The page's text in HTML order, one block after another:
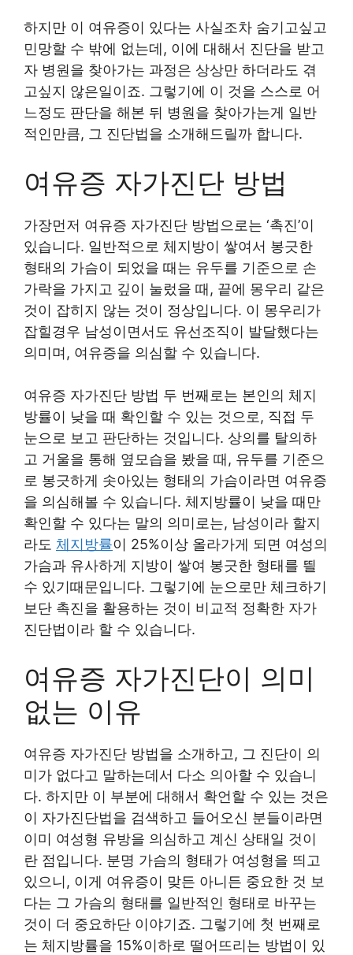
하지만 이 여유증이 있다는 사실조차 숨기고싶고
민망할 수 밖에 없는데, 이에 대해서 진단을 받고
자 병원을 찾아가는 과정은 상상만 하더라도 겪
고싶지 않은일이죠. 그렇기에 이 것을 스스로 어
느정도 판단을 해본 뒤 병원을 찾아가는게 일반
적인만큼, 그 진단법을 소개해드릴까 합니다.
여유증 자가진단 방법
가장먼저 여유증 자가진단 방법으로는 ‘촉진’이
있습니다. 일반적으로 체지방이 쌓여서 봉긋한
형태의 가슴이 되었을 때는 유두를 기준으로 손
가락을 가지고 깊이 눌렀을 때, 끝에 몽우리 같은
것이 잡히지 않는 것이 정상입니다. 이 몽우리가
잡힐경우 남성이면서도 유선조직이 발달했다는
의미며, 여유증을 의심할 수 있습니다.
여유증 자가진단 방법 두 번째로는 본인의 체지
방률이 낮을 때 확인할 수 있는 것으로, 직접 두
눈으로 보고 판단하는 것입니다. 상의를 탈의하
고 거울을 통해 옆모습을 봤을 때, 유두를 기준으
로 봉긋하게 솟아있는 형태의 가슴이라면 여유증
을 의심해볼 수 있습니다. 체지방률이 낮을 때만
확인할 수 있다는 말의 의미로는, 남성이라 할지
라도 체지방률이 25%이상 올라가게 되면 여성의
가슴과 유사하게 지방이 쌓여 봉긋한 형태를 띌
수 있기때문입니다. 그렇기에 눈으로만 체크하기
보단 촉진을 활용하는 것이 비교적 정확한 자가
진단법이라 할 수 있습니다.
여유증 자가진단이 의미
없는 이유
여유증 자가진단 방법을 소개하고, 그 진단이 의
미가 없다고 말하는데서 다소 의아할 수 있습니
다. 하지만 이 부분에 대해서 확언할 수 있는 것은
이 자가진단법을 검색하고 들어오신 분들이라면
이미 여성형 유방을 의심하고 계신 상태일 것이
란 점입니다. 분명 가슴의 형태가 여성형을 띄고
있으니, 이게 여유증이 맞든 아니든 중요한 것 보
다는 그 가슴의 형태를 일반적인 형태로 바꾸는
것이 더 중요하단 이야기죠. 그렇기에 첫 번째로
는 체지방률을 15%이하로 떨어뜨리는 방법이 있